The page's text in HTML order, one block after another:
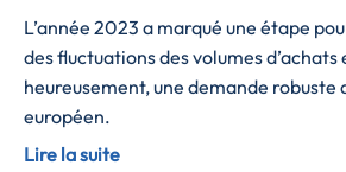
L’année 2023 a marqué une étape
des fluctuations des volumes
heureusement, une demande robuste
européen.
Lire la suite